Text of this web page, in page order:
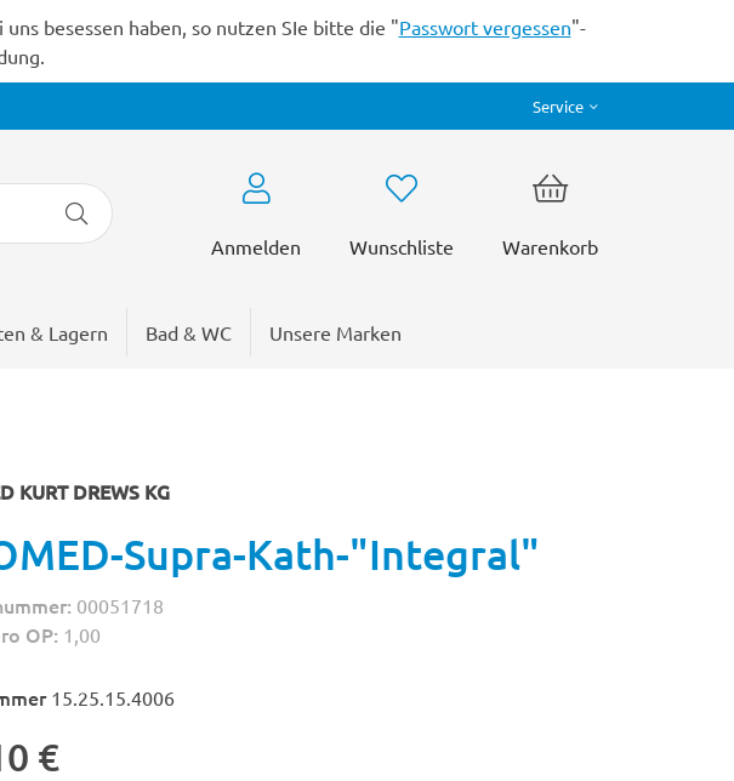
besessen haben, so nutzen SIe bitte die "Passwort vergessen"-
Service
Anmelden Wunschliste Warenkorb
& Lagern Bad & WC Unsere Marken
KURT DREWS KG
Supra-Kath-"Integral"
00051718
OP: 1,00
15.25.15.4006
€